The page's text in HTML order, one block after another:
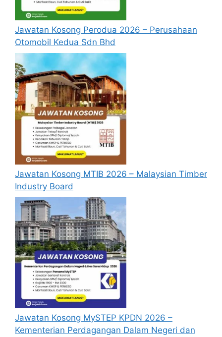
Jawatan Kosong Perodua 2026 – Perusahaan
Otomobil Kedua Sdn Bhd
Jawatan Kosong MTIB 2026 – Malaysian Timber
Industry Board
Jawatan Kosong MySTEP KPDN 2026 –
Kementerian Perdagangan Dalam Negeri dan